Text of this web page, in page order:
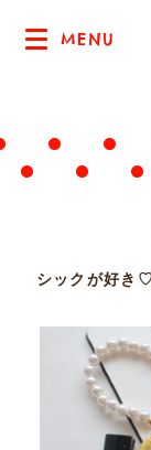
MENU
シックが好き